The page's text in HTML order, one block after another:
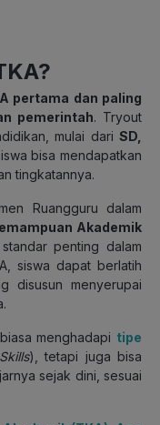
pertama dan paling
pemerintah. Tryout
mulai dari SD,
bisa mendapatkan
tingkatannya.
Ruangguru dalam
Akademik
penting dalam
siswa dapat berlatih
disusun menyerupai
menghadapi tipe
), tetapi juga bisa
sejak dini , sesuai